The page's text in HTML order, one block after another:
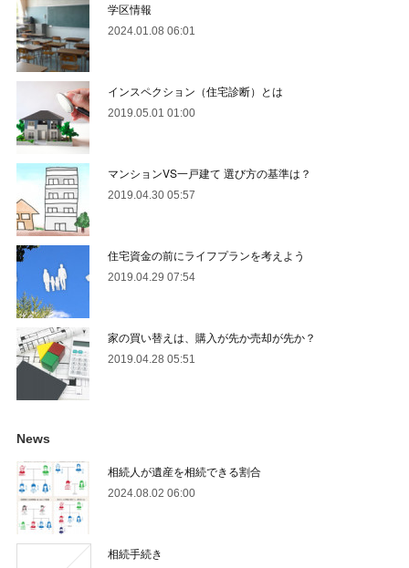
学区情報
2024.01.08 06:01
インスペクション（住宅診断）とは
2019.05.01 01:00
マンションVS一戸建て 選び方の基準は？
2019.04.30 05:57
住宅資金の前にライフプランを考えよう
2019.04.29 07:54
家の買い替えは、購入が先か売却が先か？
2019.04.28 05:51
News
相続人が遺産を相続できる割合
2024.08.02 06:00
相続手続き